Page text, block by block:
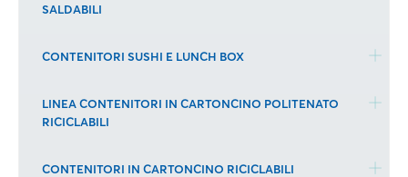
SALDABILI
CONTENITORI SUSHI E LUNCH BOX
LINEA CONTENITORI IN CARTONCINO POLITENATO
RICICLABILI
CONTENITORI IN CARTONCINO RICICLABILI